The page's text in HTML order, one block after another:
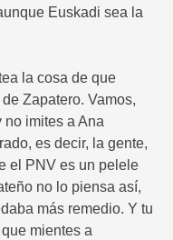
Euskadi sea la
la cosa de que
Zapatero. Vamos,
no imites a Ana
es decir, la gente,
el PNV es un pelele
no lo piensa así,
más remedio. Y tu
mientes a